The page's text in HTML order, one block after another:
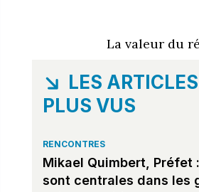
La valeur du
LES
PLUS VUS
RENCONTRES
Mikael Quimbert, Préfet
sont centrales dans les